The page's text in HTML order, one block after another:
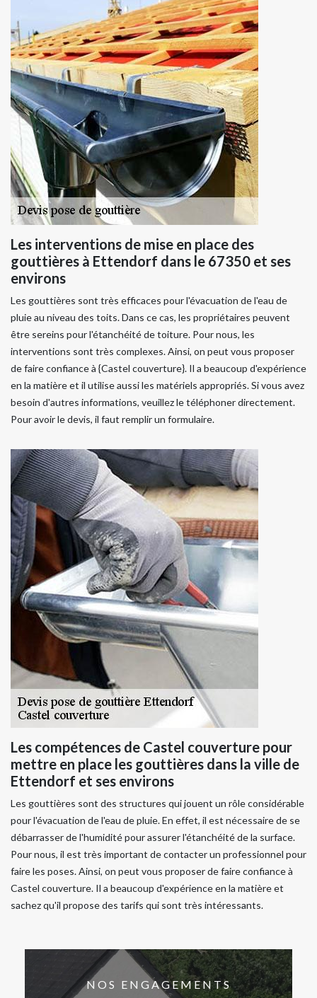
Les interventions de mise en place des
gouttières à Ettendorf dans le 67350 et ses
environs
Les gouttières sont très efficaces pour l'évacuation de l'eau de
pluie au niveau des toits. Dans ce cas, les propriétaires peuvent
être sereins pour l'étanchéité de toiture. Pour nous, les
interventions sont très complexes. Ainsi, on peut vous proposer
de faire confiance à {Castel couverture}. Il a beaucoup d'expérience
en la matière et il utilise aussi les matériels appropriés. Si vous avez
besoin d'autres informations, veuillez le téléphoner directement.
Pour avoir le devis, il faut remplir un formulaire.
Les compétences de Castel couverture pour
mettre en place les gouttières dans la ville de
Ettendorf et ses environs
Les gouttières sont des structures qui jouent un rôle considérable
pour l'évacuation de l'eau de pluie. En effet, il est nécessaire de se
débarrasser de l'humidité pour assurer l'étanchéité de la surface.
Pour nous, il est très important de contacter un professionnel pour
faire les poses. Ainsi, on peut vous proposer de faire confiance à
Castel couverture. Il a beaucoup d'expérience en la matière et
sachez qu'il propose des tarifs qui sont très intéressants.
NOS ENGAGEMENTS